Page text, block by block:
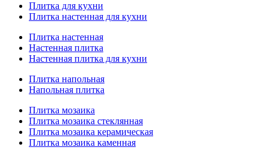
Плитка для кухни
Плитка настенная для кухни
Плитка настенная
Настенная плитка
Настенная плитка для кухни
Плитка напольная
Напольная плитка
Плитка мозаика
Плитка мозаика стеклянная
Плитка мозаика керамическая
Плитка мозаика каменная